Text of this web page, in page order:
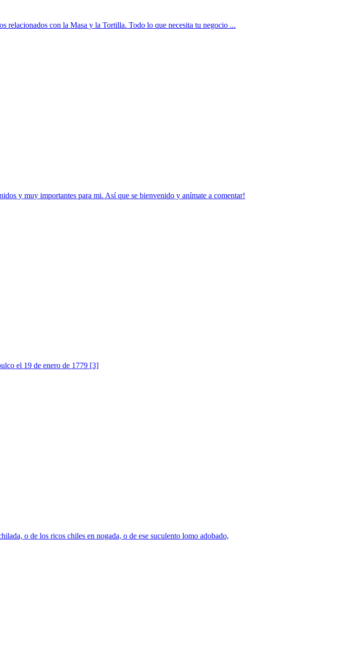
con la Masa y la Tortilla. Todo lo que necesita tu negocio ...
y muy importantes para mi. Así que se bienvenido y anímate a comentar!
el 19 de enero de 1779 [3]
o de los ricos chiles en nogada, o de ese suculento lomo adobado,